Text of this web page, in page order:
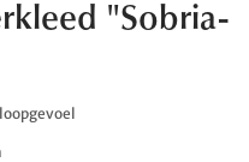
"Sobria-